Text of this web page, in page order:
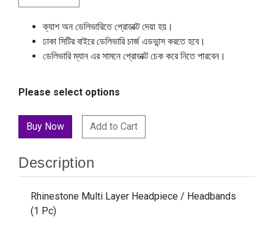
ক্যাশ অন ডেলিভারিতে প্রোডাক্ট দেয়া হয়।
ঢাকা সিটির বাইরে ডেলিভারি চার্জ এডভান্স করতে হবে।
ডেলিভারি ম্যান এর সামনে প্রোডাক্ট চেক করে নিতে পারবেন।
Please select options
Add to Cart
Description
Rhinestone Multi Layer Headpiece / Headbands
(1 Pc)